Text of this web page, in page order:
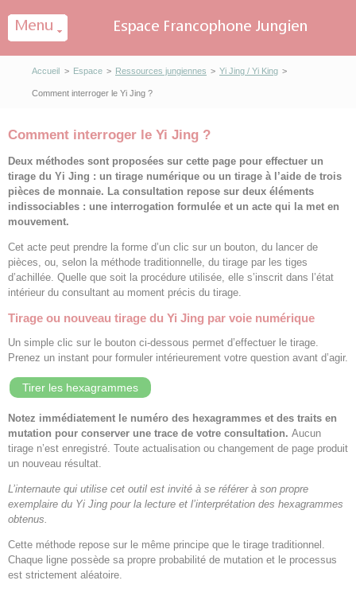
Accueil > Espace > Ressources jungiennes > Yi Jing / Yi King >
Comment interroger le Yi Jing ?
Comment interroger le Yi Jing ?
Deux méthodes sont proposées sur cette page pour effectuer un
tirage du Yi Jing : un tirage numérique ou un tirage à l’aide de trois
pièces de monnaie. La consultation repose sur deux éléments
indissociables : une interrogation formulée et un acte qui la met en
mouvement.
Cet acte peut prendre la forme d’un clic sur un bouton, du lancer de
pièces, ou, selon la méthode traditionnelle, du tirage par les tiges
d’achillée. Quelle que soit la procédure utilisée, elle s’inscrit dans l’état
intérieur du consultant au moment précis du tirage.
Tirage ou nouveau tirage du Yi Jing par voie numérique
Un simple clic sur le bouton ci-dessous permet d’effectuer le tirage.
Prenez un instant pour formuler intérieurement votre question avant d’agir.
Tirer les hexagrammes
Notez immédiatement le numéro des hexagrammes et des traits en
mutation pour conserver une trace de votre consultation. Aucun
tirage n’est enregistré. Toute actualisation ou changement de page produit
un nouveau résultat.
L’internaute qui utilise cet outil est invité à se référer à son propre
exemplaire du Yi Jing pour la lecture et l’interprétation des hexagrammes
obtenus.
Cette méthode repose sur le même principe que le tirage traditionnel.
Chaque ligne possède sa propre probabilité de mutation et le processus
est strictement aléatoire.